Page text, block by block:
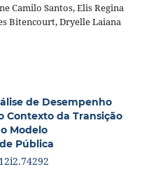
Camilo Santos, Elis Regina
Bitencourt, Dryelle Laiana
de Desempenho
Contexto da Transição
Modelo
Pública